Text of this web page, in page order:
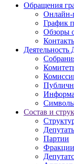
Обращения
Онлайн-
График
Обзоры
Состав и
Партии
Фракции